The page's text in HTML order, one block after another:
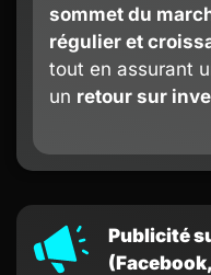
sommet du
régulier et
tout en assurant
un retour sur
Publicité